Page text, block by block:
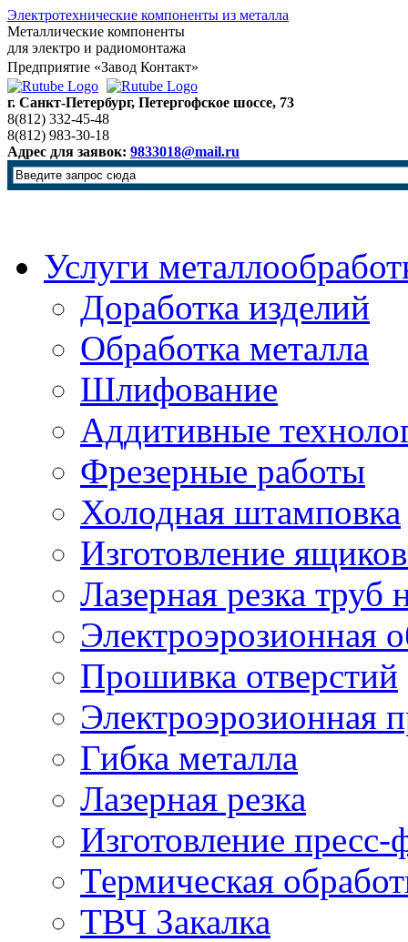
Электротехнические компоненты из металла
Металлические компоненты
для электро и радиомонтажа
Предприятие «Завод Контакт»
г. Санкт-Петербург, Петергофское шоссе, 73
8(812) 332-45-48
8(812) 983-30-18
Адрес для заявок: 9833018@mail.ru
Услуги
Доработка изделий
Обработка металла
Шлифование
Аддитивные
Фрезерные работы
Холодная штамповка
Изготовление
Лазерная резка труб
Электроэрозионная
Прошивка отверстий
Электроэрозионная
Гибка металла
Лазерная резка
Изготовление
Термическая
ТВЧ Закалка